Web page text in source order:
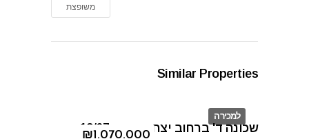
משופצת
Similar Properties
למכירה
₪1.070.000
שכונה ד' ברחוב יצחק אבינו 13/67